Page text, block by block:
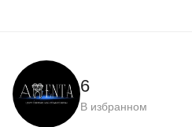
6
В избранном